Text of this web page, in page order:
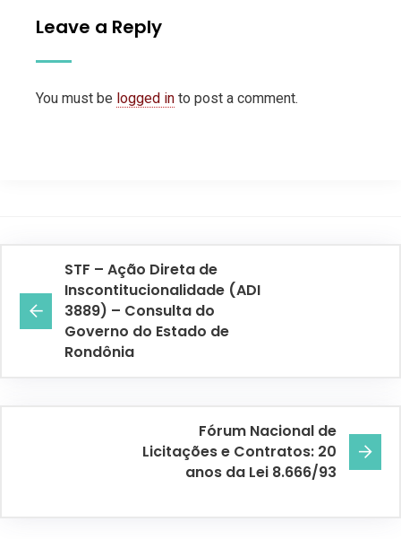
Leave a Reply
You must be logged in to post a comment.
STF – Ação Direta de
Inscontitucionalidade (ADI
3889) – Consulta do
Governo do Estado de
Rondônia
Fórum Nacional de
Licitações e Contratos: 20
anos da Lei 8.666/93